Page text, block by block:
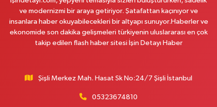
Bayındırlık konutları(deprem konutları) girişinde
0 (212) 741 56 20 Yol Tarifi Al
Eylül Eczanesi
ve modernizmi bir araya getiriyor. Şatafattan kaçınıyor ve
insanlara haber okuyabilecekleri bir altyapı sunuyor.Haberler ve
ekonomide son dakika gelişmeleri türkiyenin uluslararası en çok
takip edilen flash haber sitesi İşin Detayı Haber
Şişli Merkez Mah. Hasat Sk No:24/7 Şişli İstanbul
05323674810